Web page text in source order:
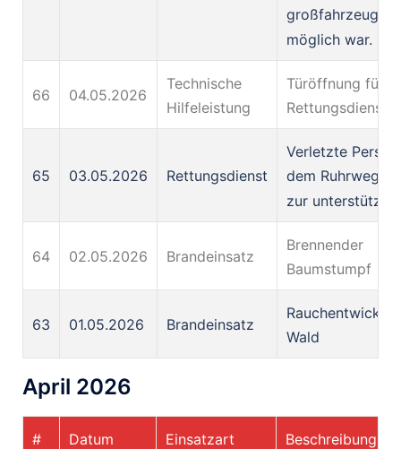
großfahrzeuge
möglich war.
66 04.05.2026
Technische
Hilfeleistung
Türöffnung für
Rettungsdienst
65 03.05.2026 Rettungsdienst
Verletzte
dem Ruhrweg,
zur
64 02.05.2026 Brandeinsatz
Brennender
Baumstumpf
63 01.05.2026 Brandeinsatz
Wald
April 2026
# Datum Einsatzart Beschreibung